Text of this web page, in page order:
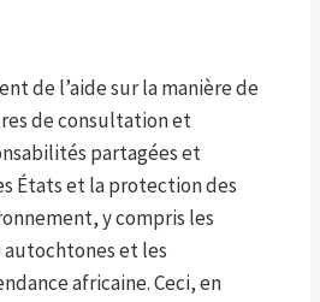
de l’aide sur la manière de
de consultation et
partagées et
États et la protection des
y compris les
et les
africaine. Ceci, en